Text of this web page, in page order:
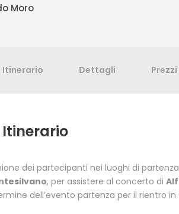
Moro
Itinerario Dettagli Prezzi
Itinerario
dei partecipanti nei luoghi di
, per assistere al concerto di
dell’evento partenza per il rientro in